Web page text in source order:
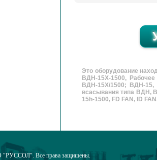
Это оборудование
ВДН-15Х-1500,
ВДН-15Х/1500; ВДН-15,
всасывания типа ВДН,
15h-1500, FD FAN, ID
"РУССОЛ". Все права защищены.